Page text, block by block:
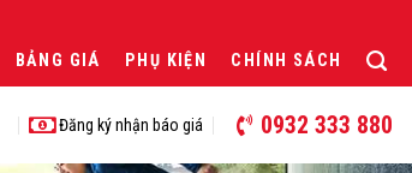
BẢNG GIÁ PHỤ KIỆN CHÍNH SÁCH
Đăng ký nhận báo giá 0932 333 880